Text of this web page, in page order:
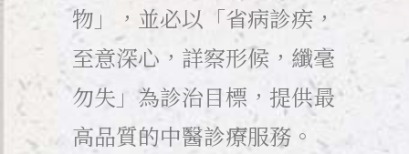
物」，並必以「省病診疾，
至意深心，詳察形候，纖毫
勿失」為診治目標，提供最
高品質的中醫診療服務。